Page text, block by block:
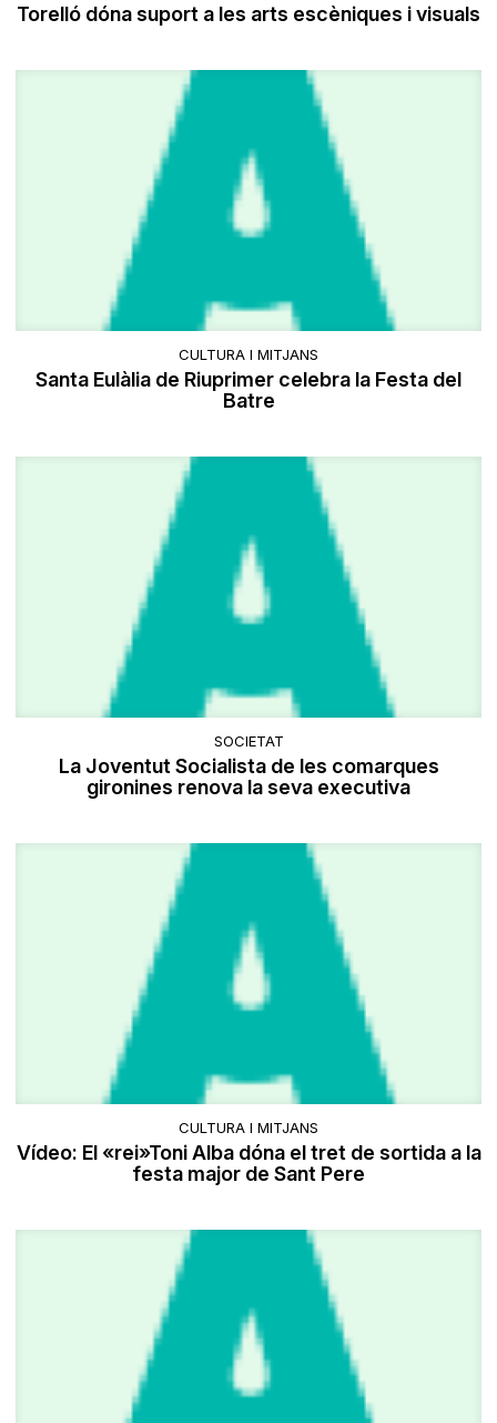
Torelló dóna suport a les arts escèniques i visuals
CULTURA I MITJANS
Santa Eulàlia de Riuprimer celebra la Festa del
Batre
SOCIETAT
La Joventut Socialista de les comarques
gironines renova la seva executiva
CULTURA I MITJANS
Vídeo: El «rei»Toni Alba dóna el tret de sortida a la
festa major de Sant Pere